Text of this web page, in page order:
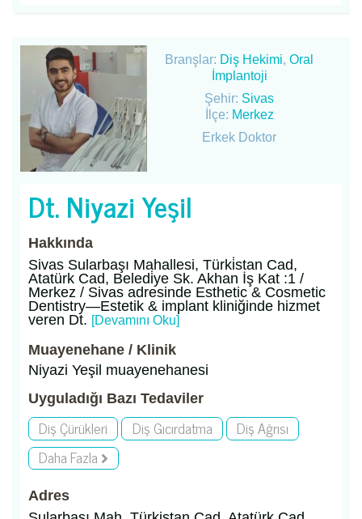
Branşlar: Diş Hekimi,Oral
İmplantoji
Şehir: Sivas
İlçe: Merkez
Erkek Doktor
Dt. Niyazi Yeşil
Hakkında
Sivas Sularbaşı Mahallesi, Türki̇stan Cad,
Atatürk Cad, Beledi̇ye Sk. Akhan İş Kat :1 /
Merkez / Sivas adresinde Esthetic & Cosmetic
Dentistry—Estetik & implant kliniğinde hizmet
veren Dt. [Devamını Oku]
Muayenehane / Klinik
Niyazi Yeşil muayenehanesi
Uyguladığı Bazı Tedaviler
Diş Çürükleri Diş Gıcırdatma
Diş Ağrısı
Daha Fazla
Adres